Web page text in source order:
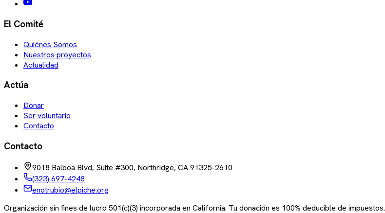
El Comité
Quiénes Somos
Nuestros proyectos
Actualidad
Actúa
Donar
Ser voluntario
Contacto
Contacto
9018 Balboa Blvd, Suite #300, Northridge, CA 91325-2610
(323) 697-4248
enotrubio@elpiche.org
Organización sin fines de lucro 501(c)(3) incorporada en California. Tu donación es 100% deducible de impuestos.